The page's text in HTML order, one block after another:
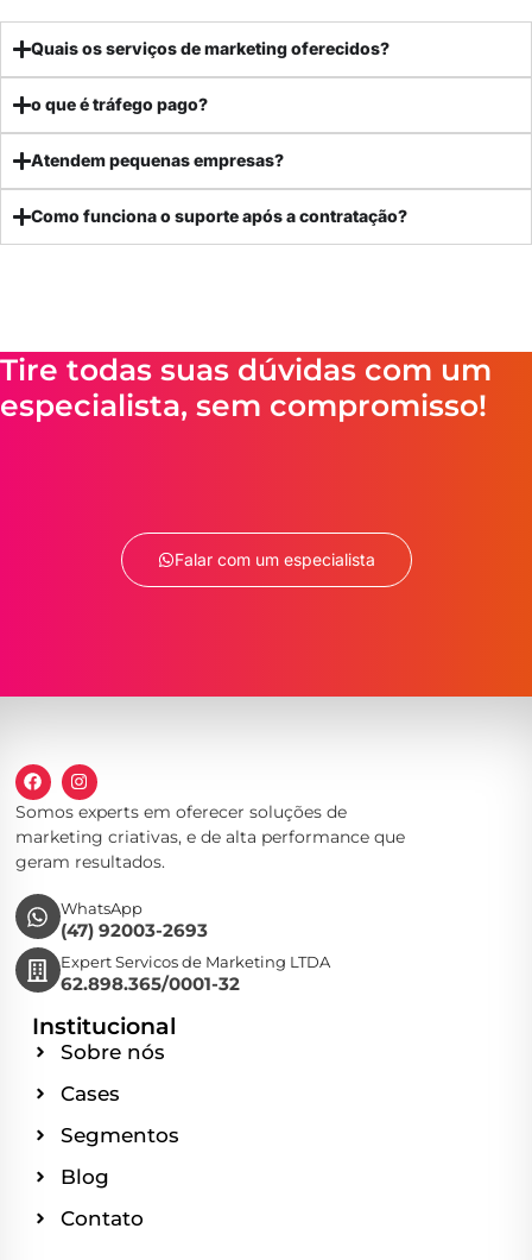
Quais os serviços de marketing oferecidos?
o que é tráfego pago?
Atendem pequenas empresas?
Como funciona o suporte após a contratação?
Tire todas suas dúvidas com um
especialista, sem compromisso!
Falar com um especialista
Somos experts em oferecer soluções de
marketing criativas, e de alta performance que
geram resultados.
WhatsApp
(47) 92003-2693
Expert Servicos de Marketing LTDA
62.898.365/0001-32
Institucional
Sobre nós
Cases
Segmentos
Blog
Contato